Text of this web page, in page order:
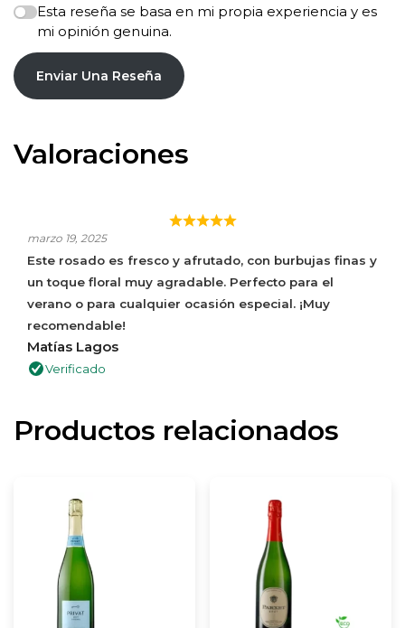
Esta reseña se basa en mi propia experiencia y es
mi opinión genuina.
Enviar Una Reseña
Valoraciones
ROSADO FRESCO, AFRUTADO Y FLORAL.
marzo 19, 2025
Este rosado es fresco y afrutado, con burbujas finas y
un toque floral muy agradable. Perfecto para el
verano o para cualquier ocasión especial. ¡Muy
recomendable!
Matías Lagos
Verificado
Productos relacionados